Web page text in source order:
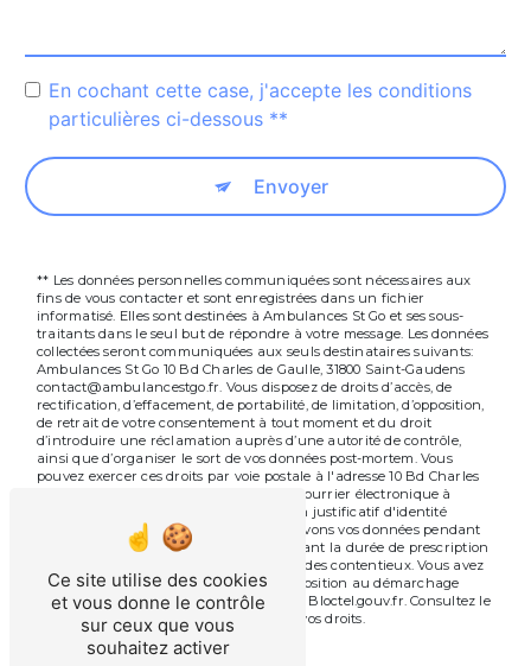
En cochant cette case, j'accepte les conditions
particulières ci-dessous **
Envoyer
** Les données personnelles communiquées sont nécessaires aux
fins de vous contacter et sont enregistrées dans un fichier
informatisé. Elles sont destinées à Ambulances St Go et ses sous-
traitants dans le seul but de répondre à votre message. Les données
collectées seront communiquées aux seuls destinataires suivants:
Ambulances St Go 10 Bd Charles de Gaulle, 31800 Saint-Gaudens
contact@ambulancestgo.fr. Vous disposez de droits d’accès, de
rectification, d’effacement, de portabilité, de limitation, d’opposition,
de retrait de votre consentement à tout moment et du droit
d’introduire une réclamation auprès d’une autorité de contrôle,
ainsi que d’organiser le sort de vos données post-mortem. Vous
pouvez exercer ces droits par voie postale à l'adresse 10 Bd Charles
de Gaulle, 31800 Saint-Gaudens ou par courrier électronique à
l'adresse contact@ambulancestgo.fr. Un justificatif d'identité
pourra vous être demandé. Nous conservons vos données pendant
la période de prise de contact puis pendant la durée de prescription
légale aux fins probatoires et de gestion des contentieux. Vous avez
le droit de vous inscrire sur la liste d'opposition au démarchage
téléphonique, disponible à cette adresse: Bloctel.gouv.fr . Consultez le
site cnil.fr pour plus d’informations sur vos droits.
Ce site utilise des cookies
et vous donne le contrôle
sur ceux que vous
souhaitez activer